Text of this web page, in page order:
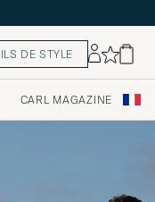
DE STYLE
CARL MAGAZINE